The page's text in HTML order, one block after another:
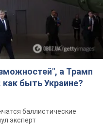
а Трамп
как быть Украине?
баллистические
эксперт